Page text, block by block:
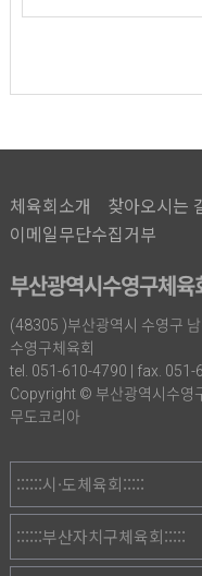
체육회소개 찾아오시는
이메일무단수집거부
부산광역시수영구체육
(48305 )부산광역시 수영구
수영구체육회
tel. 051-610-4790 | fax. 051-
Copyright © 부산광역시수영
무도코리아